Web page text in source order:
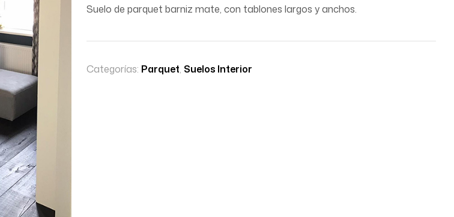
Suelo de parquet barniz mate, con tablones largos y anchos.
Categorías: Parquet, Suelos Interior